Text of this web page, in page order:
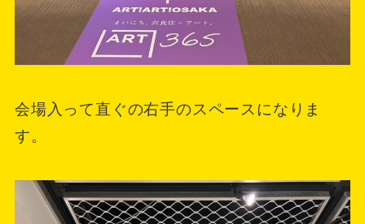
会場入って直ぐの右手のスペースになりま
す。